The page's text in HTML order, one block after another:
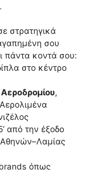
στρατηγικά
σου
πάντα κοντά σου:
στο κέντρο
,
από την έξοδο
όπως